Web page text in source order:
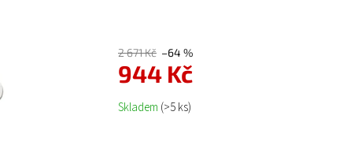
2 671 Kč –64 %
944 Kč
Měrná cena:
Skladem (>5 ks)